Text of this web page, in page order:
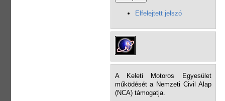
Elfelejtett jelszó
A Keleti Motoros Egyesület
működését a Nemzeti Civil Alap
(NCA) támogatja.